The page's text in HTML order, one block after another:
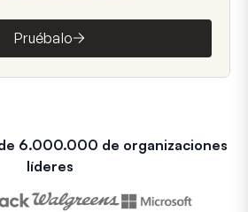
Pruébalo
6.000.000 de organizaciones
líderes